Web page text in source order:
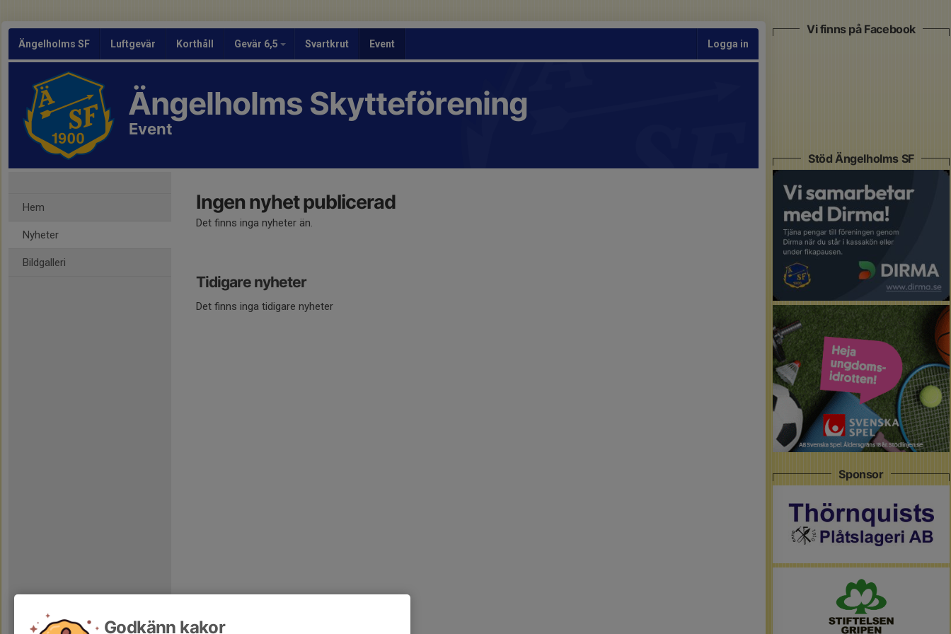
Ängelholms SF Luftgevär Korthåll Gevär 6,5 Svartkrut Event Logga in
Ängelholms Skytteförening
Event
Hem
Nyheter
Bildgalleri
Ingen nyhet publicerad
Det finns inga nyheter än.
Tidigare nyheter
Det finns inga tidigare nyheter
Vi finns på Facebook
Stöd Ängelholms SF
Sponsor
Godkänn kakor